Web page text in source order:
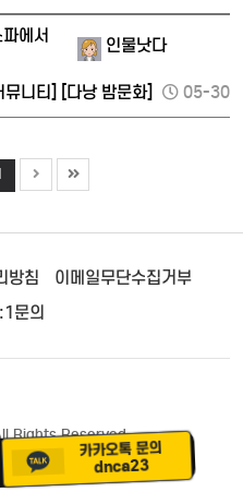
에서
인물낫다
뮤니티] [다낭 밤문화] 05-30
방침
이메일무단수집거부
문의
Rights Reserved.
카카오톡 문의
dnca23